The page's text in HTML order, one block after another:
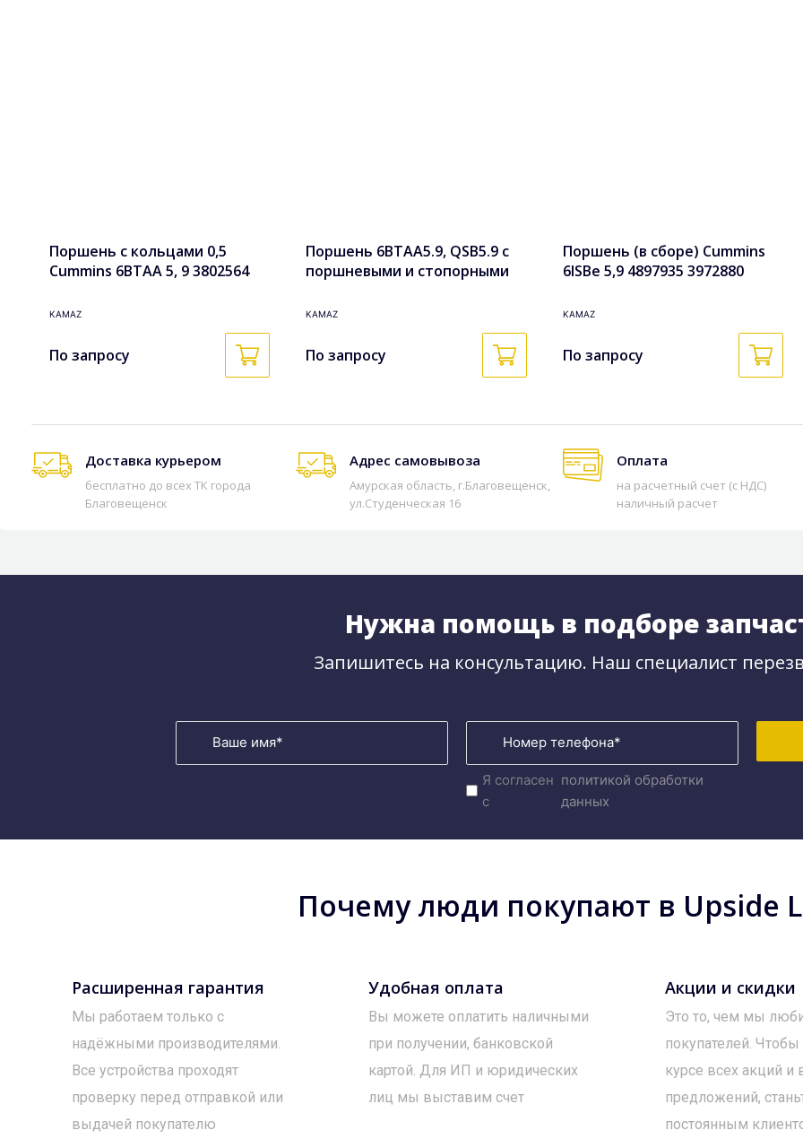
Поршень с кольцами 0,5
Cummins 6BTAA 5, 9 3802564
KAMAZ
По запросу
Поршень 6BTAA5.9, QSB5.9 с
поршневыми и стопорными
3802927k
KAMAZ
По запросу
Поршень (в сборе) Cummins
6ISBe 5,9 4897935 3972880
KAMAZ
По запросу
Доставка курьером
бесплатно до всех ТК города
Благовещенск
Адрес самовывоза
Амурская область, г.Благовещенск,
ул.Студенческая 16
Оплата
на расчетный счет (с НДС)
наличный расчет
Нужна помощь в подборе
Запишитесь на консультацию. Наш специалист
Я согласен
с
политикой обработки
данных
Почему люди покупают в Upside
Расширенная гарантия
Мы работаем только с
надёжными производителями.
Все устройства проходят
проверку перед отправкой или
выдачей покупателю
Удобная оплата
Вы можете оплатить наличными
при получении, банковской
картой. Для ИП и юридических
лиц мы выставим счет
Акции и скидки
Это то, чем мы
покупателей.
курсе всех акций и
предложений,
постоянным